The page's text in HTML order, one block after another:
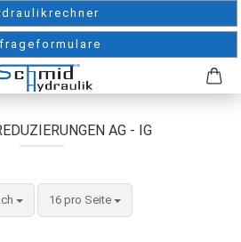
AG - IG
16 pro Seite
pro Seite